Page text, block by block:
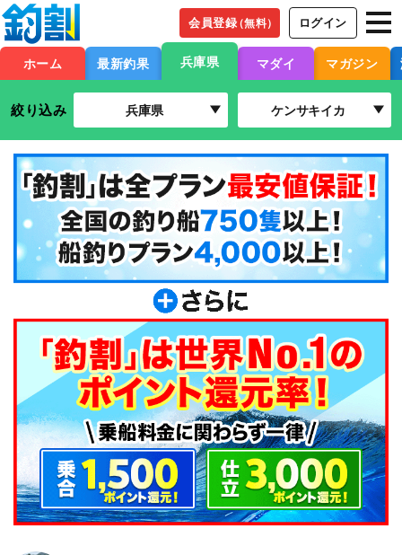
会員登録（無料） ログイン
ホーム 最新釣果 兵庫県 マダイ マガジン
絞り込み 兵庫県 ケンサキイカ